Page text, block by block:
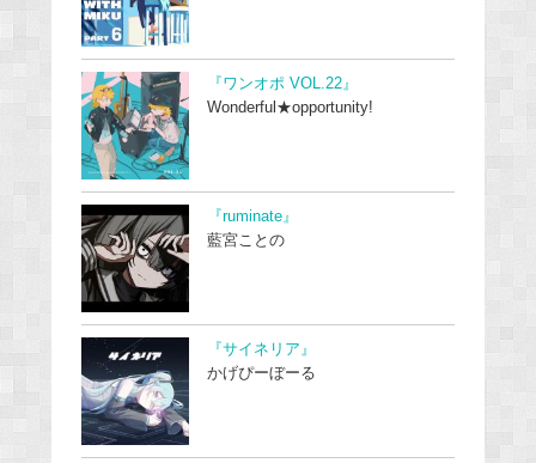
『ワンオポ VOL.22』
Wonderful★opportunity!
『ruminate』
藍宮ことの
『サイネリア』
かげぴーぼーる